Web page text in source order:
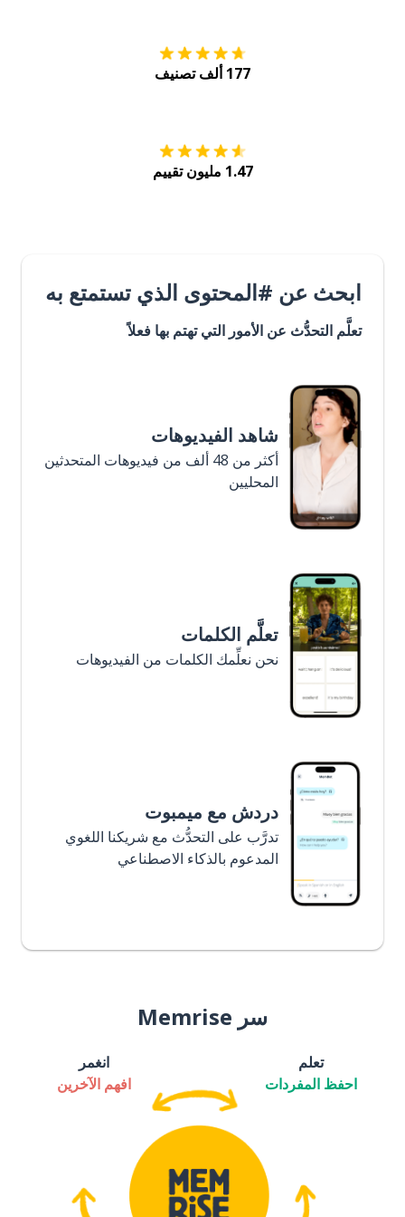
177 ألف تصنيف
1.47 مليون تقييم
ابحث عن #المحتوى الذي تستمتع به
تعلَّم التحدُّث عن الأمور التي تهتم بها فعلاً
شاهد الفيديوهات
أكثر من 48 ألف من فيديوهات المتحدثين
المحليين
تعلَّم الكلمات
نحن نعلِّمك الكلمات من الفيديوهات
دردش مع ميمبوت
تدرَّب على التحدُّث مع شريكنا اللغوي
المدعوم بالذكاء الاصطناعي
سر Memrise
تعلم
احفظ المفردات
انغمر
افهم الآخرين